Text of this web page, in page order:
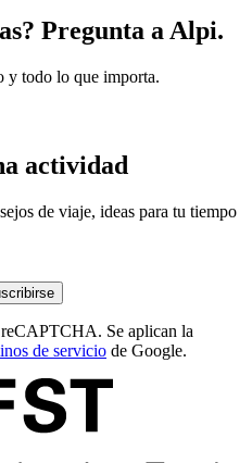
Pregunta a Alpi.
y todo lo que importa.
actividad
de viaje, ideas para tu tiempo
Se aplican la
de servicio de Google.